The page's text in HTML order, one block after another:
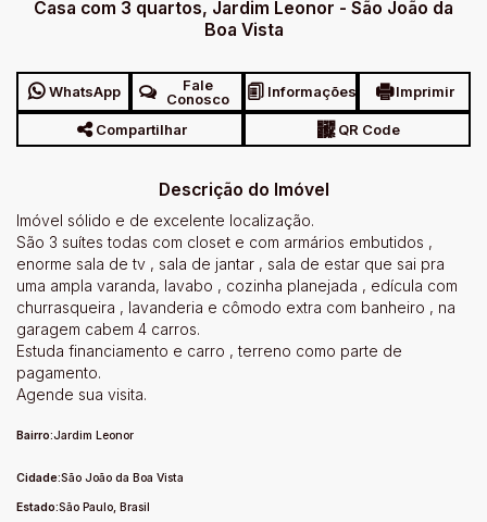
Casa com 3 quartos, Jardim Leonor - São João da
Boa Vista
WhatsApp
Fale
Conosco
Informações Imprimir
Compartilhar QR Code
Descrição do Imóvel
Imóvel sólido e de excelente localização.
São 3 suítes todas com closet e com armários embutidos ,
enorme sala de tv , sala de jantar , sala de estar que sai pra
uma ampla varanda, lavabo , cozinha planejada , edícula com
churrasqueira , lavanderia e cômodo extra com banheiro , na
garagem cabem 4 carros.
Estuda financiamento e carro , terreno como parte de
pagamento.
Agende sua visita.
Bairro:Jardim Leonor
Cidade:São João da Boa Vista
Estado:São Paulo, Brasil